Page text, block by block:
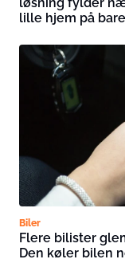
lille hjem på
Biler
Flere bilister
Den køler bilen